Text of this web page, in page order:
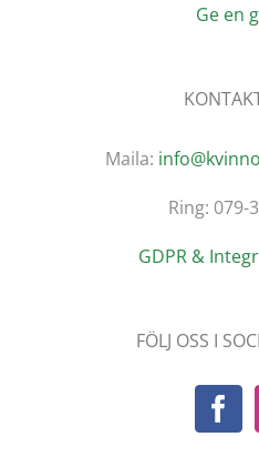
Ge en
Maila:
Ring: 079-
GDPR &
FÖLJ OSS I